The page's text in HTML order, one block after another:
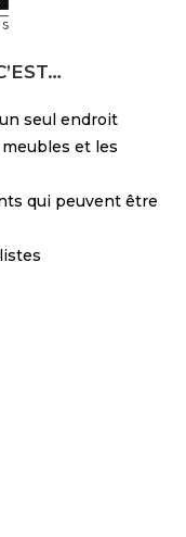
seul endroit
et les
qui peuvent être